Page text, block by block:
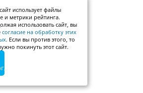
использует файлы
и метрики рейтинга.
использовать сайт, вы
согласие на обработку этих
. Если вы против этого, то
покинуть этот сайт.